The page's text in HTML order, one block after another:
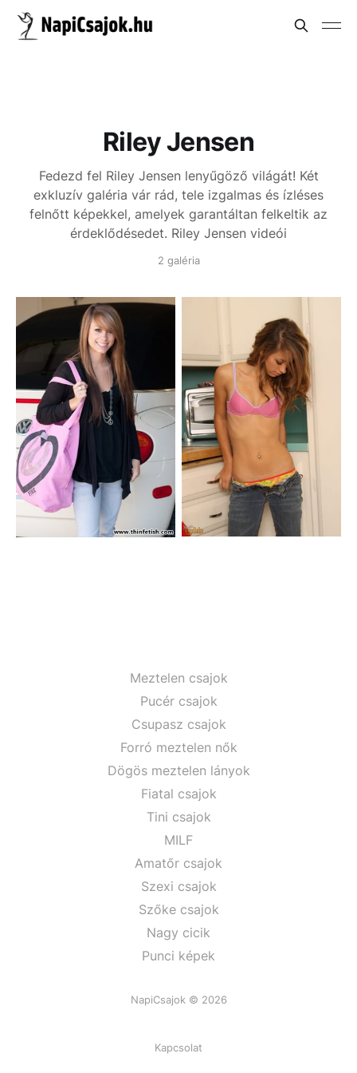
Riley Jensen
Fedezd fel Riley Jensen lenyűgöző világát! Két
exkluzív galéria vár rád, tele izgalmas és ízléses
felnőtt képekkel, amelyek garantáltan felkeltik az
érdeklődésedet. Riley Jensen videói
2 galéria
Meztelen csajok
Pucér csajok
Csupasz csajok
Forró meztelen nők
Dögös meztelen lányok
Fiatal csajok
Tini csajok
MILF
Amatőr csajok
Szexi csajok
Szőke csajok
Nagy cicik
Punci képek
NapiCsajok © 2026
Kapcsolat